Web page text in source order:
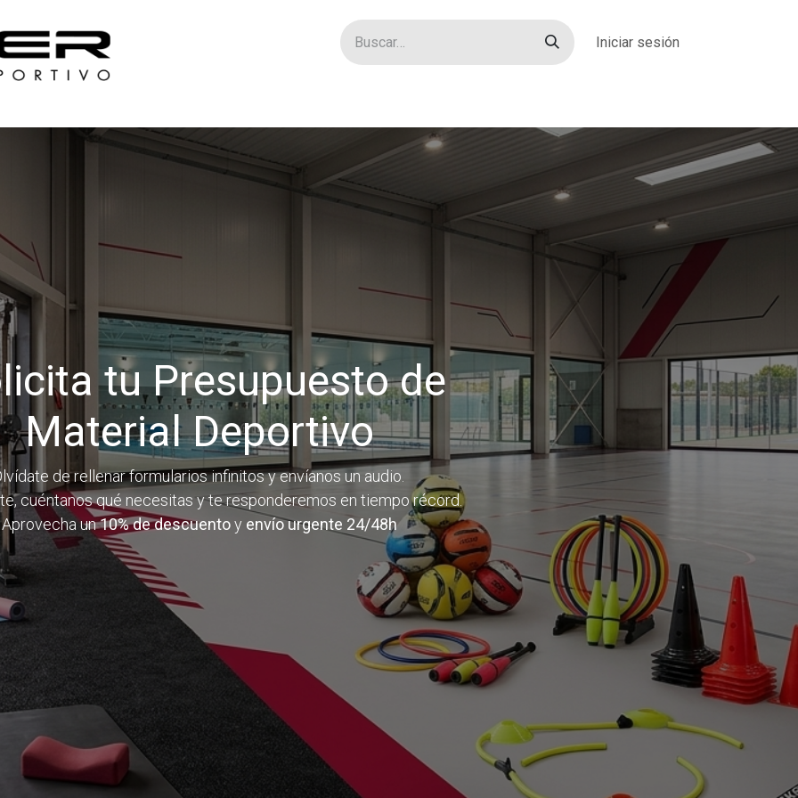
Iniciar sesión
tu Presupuesto de
Material Deportivo
de rellenar formularios infinitos y envíanos un audio.
cuéntanos qué necesitas y te responderemos en tiempo récord.
Aprovecha un10% de descuentoy envío urgente 24/48h